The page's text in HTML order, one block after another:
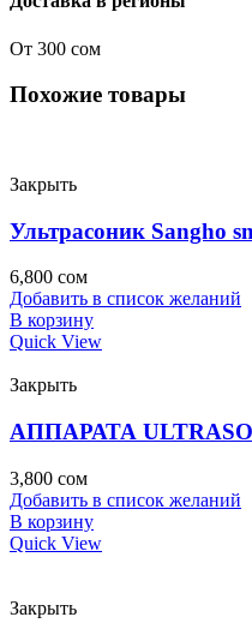
От 300 сом
Похожие товары
Закрыть
Ультрасоник Sangho
6,800 сом
Добавить в список желаний
В корзину
Quick View
Закрыть
АППАРАТА
3,800 сом
Добавить в список желаний
В корзину
Quick View
Закрыть